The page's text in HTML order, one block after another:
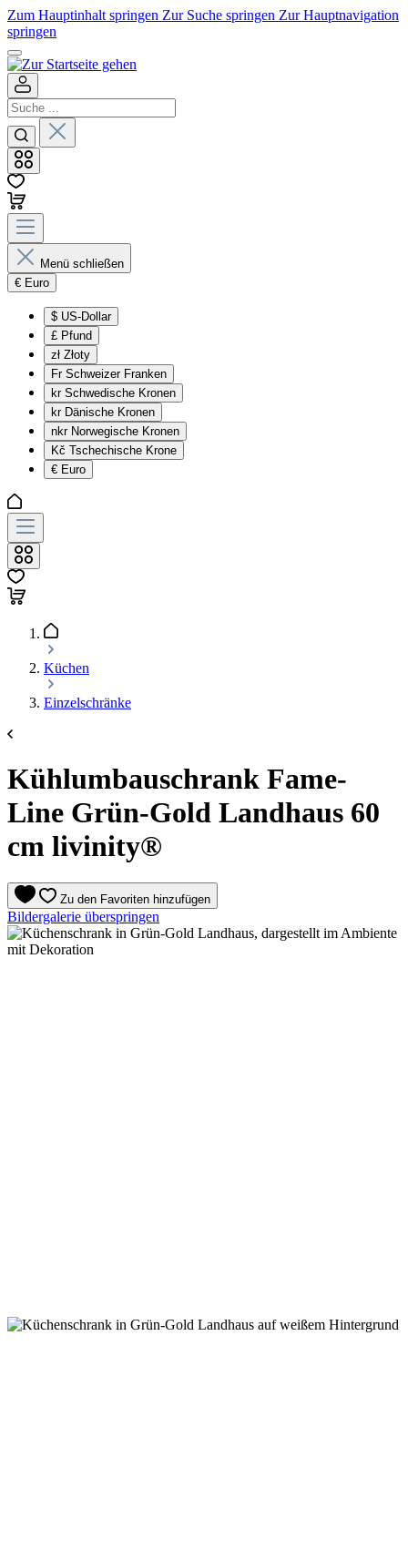
Zum Hauptinhalt springen Zur Suche springen Zur Hauptnavigation
springen
Menü schließen
€ Euro
$ US-Dollar
£ Pfund
zł Złoty
Fr Schweizer Franken
kr Schwedische Kronen
kr Dänische Kronen
nkr Norwegische Kronen
Kč Tschechische Krone
€ Euro
Küchen
Einzelschränke
Kühlumbauschrank Fame-
Line Grün-Gold Landhaus 60
cm livinity®
Zu den Favoriten hinzufügen
Bildergalerie überspringen